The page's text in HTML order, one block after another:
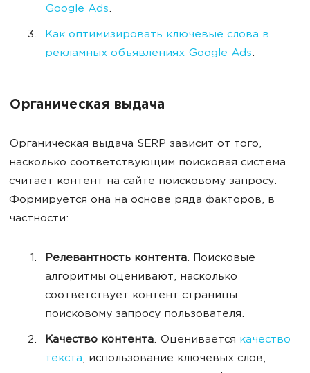
Google Ads.
Как оптимизировать ключевые слова в
рекламных объявлениях Google Ads.
Органическая выдача
Органическая выдача SERP зависит от того,
насколько соответствующим поисковая система
считает контент на сайте поисковому запросу.
Формируется она на основе ряда факторов, в
частности:
Релевантность контента. Поисковые
алгоритмы оценивают, насколько
соответствует контент страницы
поисковому запросу пользователя.
Качество контента. Оценивается качество
текста, использование ключевых слов,